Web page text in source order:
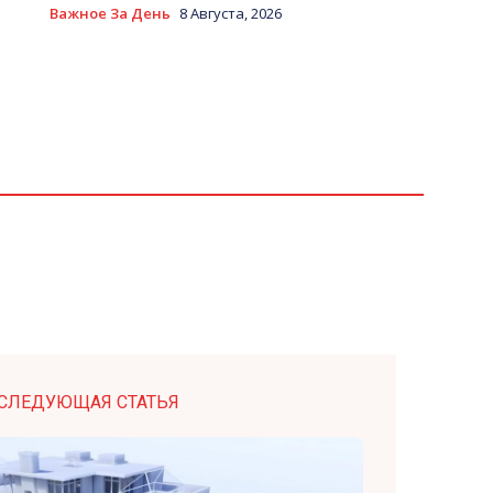
Важное За День 8 Августа, 2026
СТАТЬЯ